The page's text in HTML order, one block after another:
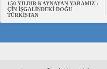
150 YILDIR KAYNAYAN YARAMIZ :
ÇİN İŞGALİNDEKİ DOĞU
TÜRKİSTAN